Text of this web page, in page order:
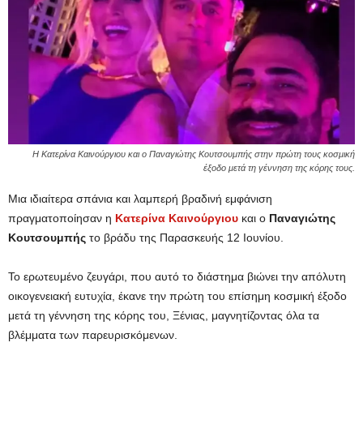
Η Κατερίνα Καινούργιου και ο Παναγιώτης Κουτσουμπής στην πρώτη τους κοσμική
έξοδο μετά τη γέννηση της κόρης τους.
Μια ιδιαίτερα σπάνια και λαμπερή βραδινή εμφάνιση
πραγματοποίησαν η Κατερίνα Καινούργιου και ο Παναγιώτης
Κουτσουμπής το βράδυ της Παρασκευής 12 Ιουνίου.
Το ερωτευμένο ζευγάρι, που αυτό το διάστημα βιώνει την απόλυτη
οικογενειακή ευτυχία, έκανε την πρώτη του επίσημη κοσμική έξοδο
μετά τη γέννηση της κόρης του, Ξένιας, μαγνητίζοντας όλα τα
βλέμματα των παρευρισκόμενων.